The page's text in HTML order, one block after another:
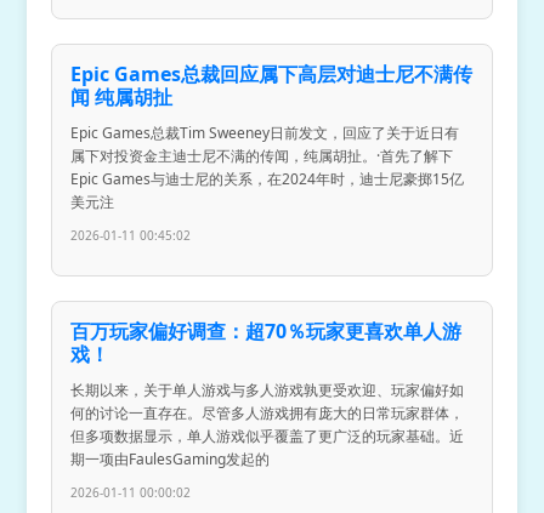
Epic Games总裁回应属下高层对迪士尼不满传
闻 纯属胡扯
Epic Games总裁Tim Sweeney日前发文，回应了关于近日有
属下对投资金主迪士尼不满的传闻，纯属胡扯。·首先了解下
Epic Games与迪士尼的关系，在2024年时，迪士尼豪掷15亿
美元注
2026-01-11 00:45:02
百万玩家偏好调查：超70％玩家更喜欢单人游
戏！
长期以来，关于单人游戏与多人游戏孰更受欢迎、玩家偏好如
何的讨论一直存在。尽管多人游戏拥有庞大的日常玩家群体，
但多项数据显示，单人游戏似乎覆盖了更广泛的玩家基础。近
期一项由FaulesGaming发起的
2026-01-11 00:00:02